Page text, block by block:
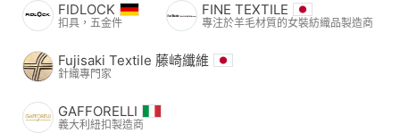
FIDLOCK
扣具，五金件
FINE TEXTILE
專注於羊毛材質的女裝紡織品製造商
Fujisaki Textile 藤崎纖維
針織專門家
GAFFORELLI
義大利紐扣製造商